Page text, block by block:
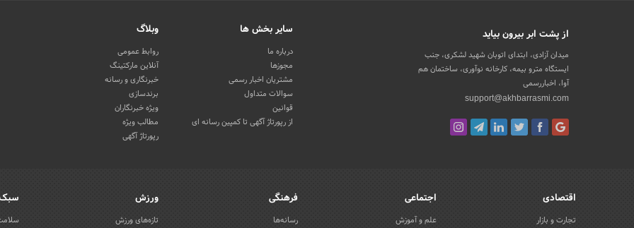
از پشت ابر بیرون بیاید
میدان آزادی، ابتدای اتوبان شهید لشکری، جنب
ایستگاه مترو بیمه، کارخانه نوآوری، ساختمان هم
آوا، اخباررسمی
support@akhbarrasmi.com
سایر بخش ها
درباره ما
مجوزها
مشتریان اخبار رسمی
سوالات متداول
قوانین
از رپورتاژ آگهی تا کمپین رسانه ای
وبلاگ
روابط عمومی
آنلاین مارکتینگ
خبرنگاری و رسانه
برندسازی
ویژه خبرنگاران
مطالب ویژه
رپورتاژ آگهی
اقتصادی
تجارت و بازار
اجتماعی
علم و آموزش
فرهنگی
رسانه‌ها
ورزش
تازه‌های ورزش